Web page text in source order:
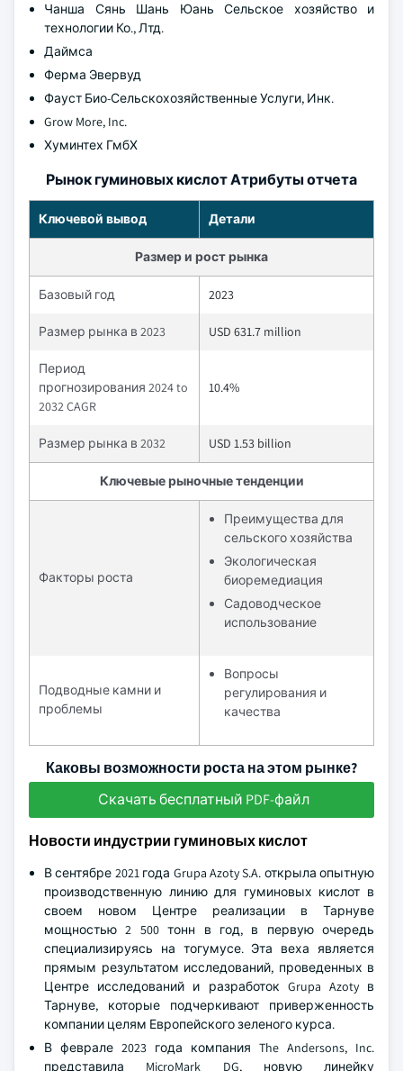
Чанша Сянь Шань Юань Сельское хозяйство и
технологии Ко., Лтд.
Даймса
Ферма Эвервуд
Фауст Био-Сельскохозяйственные Услуги, Инк.
Grow More, Inc.
Хуминтех ГмбХ
Рынок гуминовых кислот Атрибуты отчета
Ключевой вывод Детали
Размер и рост рынка
Базовый год 2023
Размер рынка в 2023 USD 631.7 million
Период
прогнозирования 2024 to
2032 CAGR
10.4%
Размер рынка в 2032 USD 1.53 billion
Ключевые рыночные тенденции
Факторы роста
Преимущества для
сельского хозяйства
Экологическая
биоремедиация
Садоводческое
использование
Подводные камни и
проблемы
Вопросы
регулирования и
качества
Каковы возможности роста на этом рынке?
Скачать бесплатный PDF-файл
Новости индустрии гуминовых кислот
В сентябре 2021 года Grupa Azoty S.A. открыла опытную
производственную линию для гуминовых кислот в
своем новом Центре реализации в Тарнуве
мощностью 2 500 тонн в год, в первую очередь
специализируясь на тогумусе. Эта веха является
прямым результатом исследований, проведенных в
Центре исследований и разработок Grupa Azoty в
Тарнуве, которые подчеркивают приверженность
компании целям Европейского зеленого курса.
В феврале 2023 года компания The Andersons, Inc.
представила MicroMark DG, новую линейку